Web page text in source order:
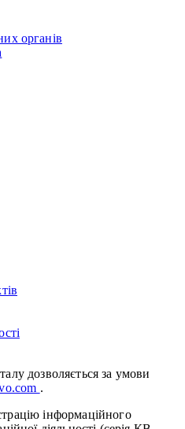
органів
дозволяється за умови
.
інформаційного